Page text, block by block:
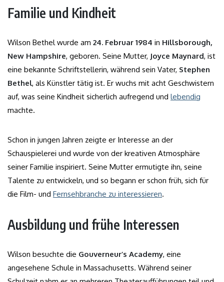
Familie und Kindheit
Wilson Bethel wurde am 24. Februar 1984 in Hillsborough,
New Hampshire, geboren. Seine Mutter, Joyce Maynard, ist
eine bekannte Schriftstellerin, während sein Vater, Stephen
Bethel, als Künstler tätig ist. Er wuchs mit acht Geschwistern
auf, was seine Kindheit sicherlich aufregend und lebendig
machte.
Schon in jungen Jahren zeigte er Interesse an der
Schauspielerei und wurde von der kreativen Atmosphäre
seiner Familie inspiriert. Seine Mutter ermutigte ihn, seine
Talente zu entwickeln, und so begann er schon früh, sich für
die Film- und Fernsehbranche zu interessieren.
Ausbildung und frühe Interessen
Wilson besuchte die Gouverneur’s Academy, eine
angesehene Schule in Massachusetts. Während seiner